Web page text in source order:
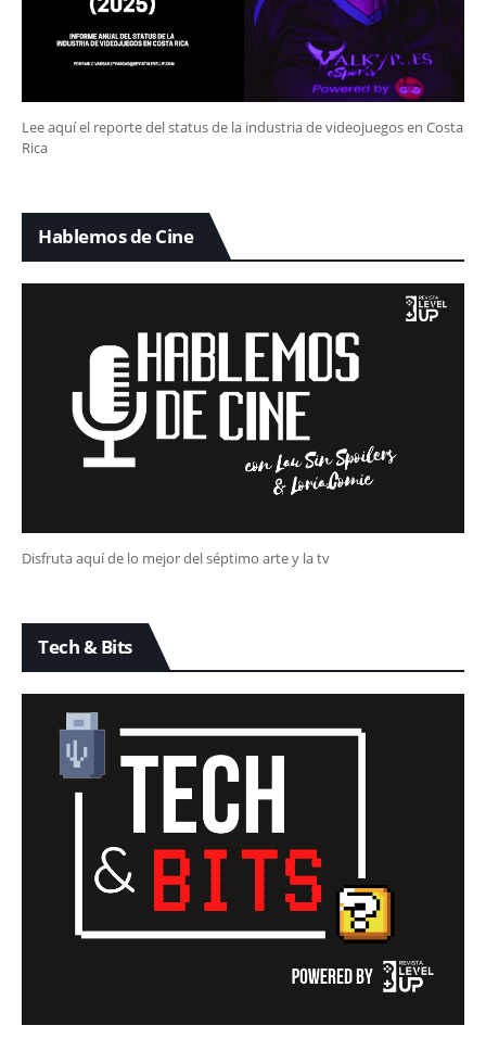
Lee aquí el reporte del status de la industria de videojuegos en Costa
Rica
Hablemos de Cine
Disfruta aquí de lo mejor del séptimo arte y la tv
Tech & Bits